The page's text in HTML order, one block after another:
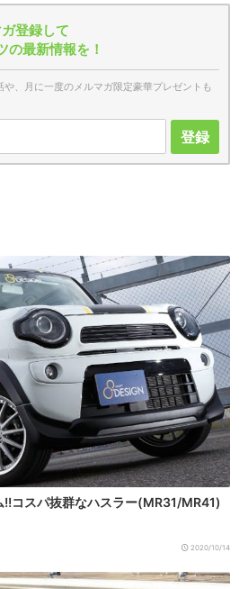
登録して
の最新情報を！
、月に一度のメルマガ限定豪華プレゼントも
登録
コスパ抜群なハスラー(MR31/MR41)
2020/10/14